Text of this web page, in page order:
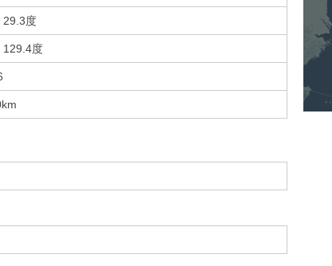
29.3度
129.4度